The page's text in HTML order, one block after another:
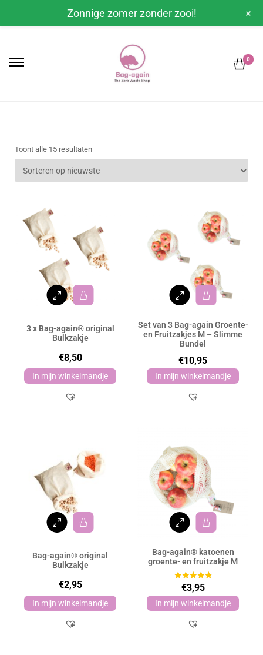
0
Toont alle 15 resultaten
3 x Bag-again® original
Bulkzakje
€8,50
In mijn winkelmandje
Set van 3 Bag-again Groente-
en Fruitzakjes M – Slimme
Bundel
€10,95
In mijn winkelmandje
Bag-again® original
Bulkzakje
€2,95
In mijn winkelmandje
Bag-again® katoenen
groente- en fruitzakje M
€3,95
In mijn winkelmandje
Zonnige zomer zonder zooi! +